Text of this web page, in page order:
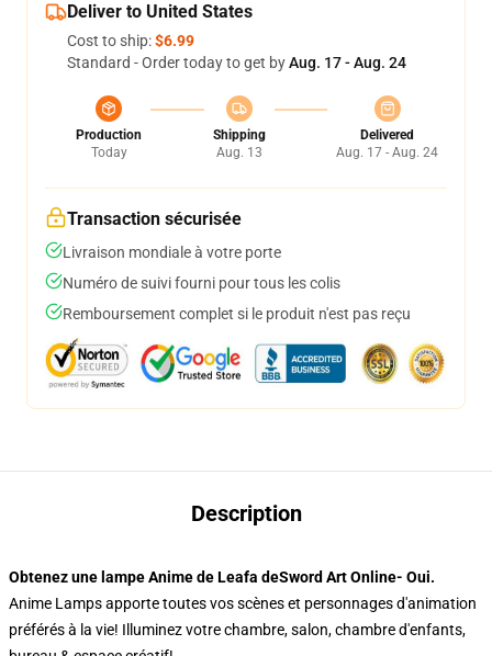
Deliver to United States
Cost to ship:$6.99
Standard - Order today to get byAug. 17 - Aug. 24
Production
Today
Shipping
Aug. 13
Delivered
Aug. 17 - Aug. 24
Transaction sécurisée
Livraison mondiale à votre porte
Numéro de suivi fourni pour tous les colis
Remboursement complet si le produit n'est pas reçu
Description
Obtenez une lampe Anime de Leafa deSword Art Online- Oui.
Anime Lamps apporte toutes vos scènes et personnages d'animation
préférés à la vie! Illuminez votre chambre, salon, chambre d'enfants,